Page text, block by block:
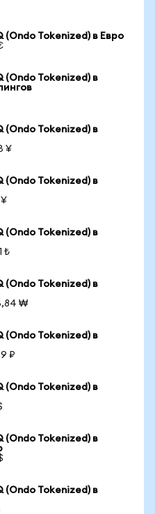
(Ondo Tokenized) в Евро
(Ondo Tokenized) в
(Ondo Tokenized) в
¥
(Ondo Tokenized) в
(Ondo Tokenized) в
₺
(Ondo Tokenized) в
₩
(Ondo Tokenized) в
₽
(Ondo Tokenized) в
(Ondo Tokenized) в
(Ondo Tokenized) в